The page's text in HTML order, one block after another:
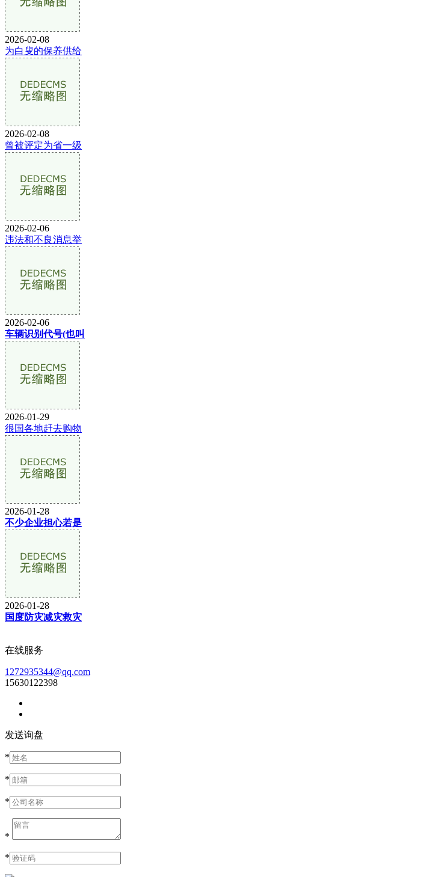
2026-02-08
为白叟的保养供给
2026-02-08
曾被评定为省一级
2026-02-06
违法和不良消息举
2026-02-06
车辆识别代号(也叫
2026-01-29
很国各地赶去购物
2026-01-28
不少企业担心若是
2026-01-28
国度防灾减灾救灾
在线服务
1272935344@qq.com
15630122398
发送询盘
*
*
*
*
*